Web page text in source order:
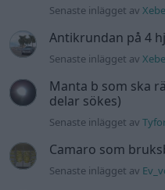
Senaste inlägget av
Antikrundan på 4
Senaste inlägget av
Manta b som ska
delar sökes)
Senaste inlägget av
Camaro som
Senaste inlägget av